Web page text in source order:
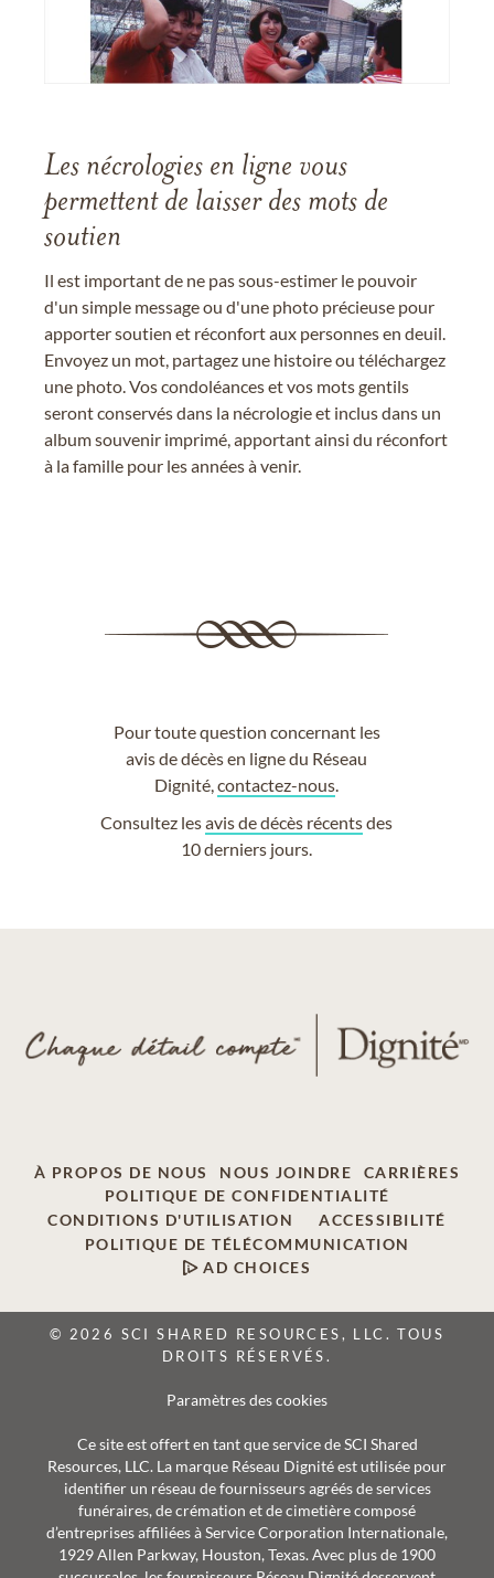
Les nécrologies en ligne vous
permettent de laisser des mots de
soutien
Il est important de ne pas sous-estimer le pouvoir
d'un simple message ou d'une photo précieuse pour
apporter soutien et réconfort aux personnes en deuil.
Envoyez un mot, partagez une histoire ou téléchargez
une photo. Vos condoléances et vos mots gentils
seront conservés dans la nécrologie et inclus dans un
album souvenir imprimé, apportant ainsi du réconfort
à la famille pour les années à venir.
Pour toute question concernant les
avis de décès en ligne du Réseau
Dignité,contactez-nous
Consultez lesavis de décès récentsdes
10 derniers jours.
À PROPOS DE NOUS NOUS JOINDRE
CARRIÈRES
POLITIQUE DE CONFIDENTIALITÉ
CONDITIONS D'UTILISATION
ACCESSIBILITÉ
POLITIQUE DE TÉLÉCOMMUNICATION
AD CHOICES
© 2026 SCI SHARED RESOURCES, LLC. TOUS
DROITS RÉSERVÉS.
Paramètres des cookies
Ce site est offert en tant que service de SCI Shared
Resources, LLC. La marque Réseau Dignité est utilisée pour
identifier un réseau de fournisseurs agréés de services
funéraires, de crémation et de cimetière composé
d’entreprises affiliées à Service Corporation Internationale,
1929 Allen Parkway, Houston, Texas. Avec plus de 1900